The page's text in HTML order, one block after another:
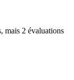
mais 2 évaluations